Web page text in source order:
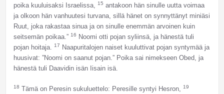
poika kuuluisaksi Israelissa, 15 antakoon hän sinulle uutta voimaa
ja olkoon hän vanhuutesi turvana, sillä hänet on synnyttänyt miniäsi
Ruut, joka rakastaa sinua ja on sinulle enemmän arvoinen kuin
seitsemän poikaa.” 16
Noomi otti pojan syliinsä, ja hänestä tuli
pojan hoitaja. 17
Naapuritalojen naiset kuuluttivat pojan syntymää ja
huusivat: ”Noomi on saanut pojan.” Poika sai nimekseen Obed, ja
hänestä tuli Daavidin isän Iisain isä.
18 Tämä on Peresin sukuluettelo: Peresille syntyi Hesron, 19